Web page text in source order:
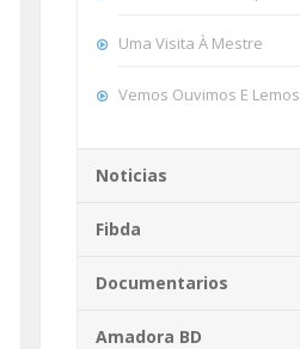
Uma Visita À Mestre
Vemos Ouvimos E Lemos
Noticias
Fibda
Documentarios
Amadora BD